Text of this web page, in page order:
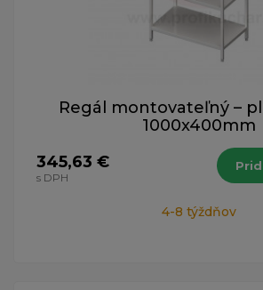
Regál montovateľný –
1000x400mm
345,63 €
s DPH
4-8 týždňov